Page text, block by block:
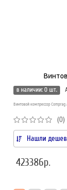
в наличии: 0 шт.
Винтовой компрессор
(0)
Нашли
423386р.